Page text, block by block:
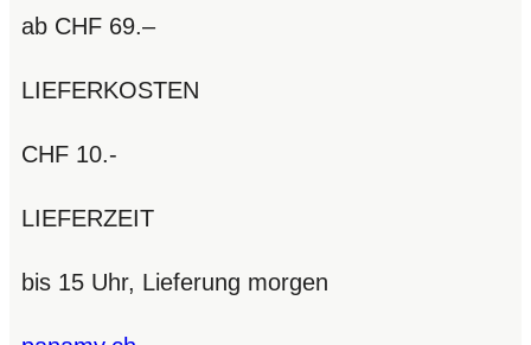
ab CHF 69.–
LIEFERKOSTEN
CHF 10.-
LIEFERZEIT
bis 15 Uhr, Lieferung morgen